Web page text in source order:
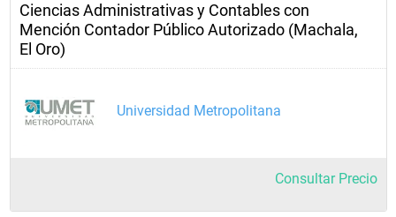
Ciencias Administrativas y Contables con
Mención Contador Público Autorizado (Machala,
El Oro)
Universidad Metropolitana
Consultar Precio